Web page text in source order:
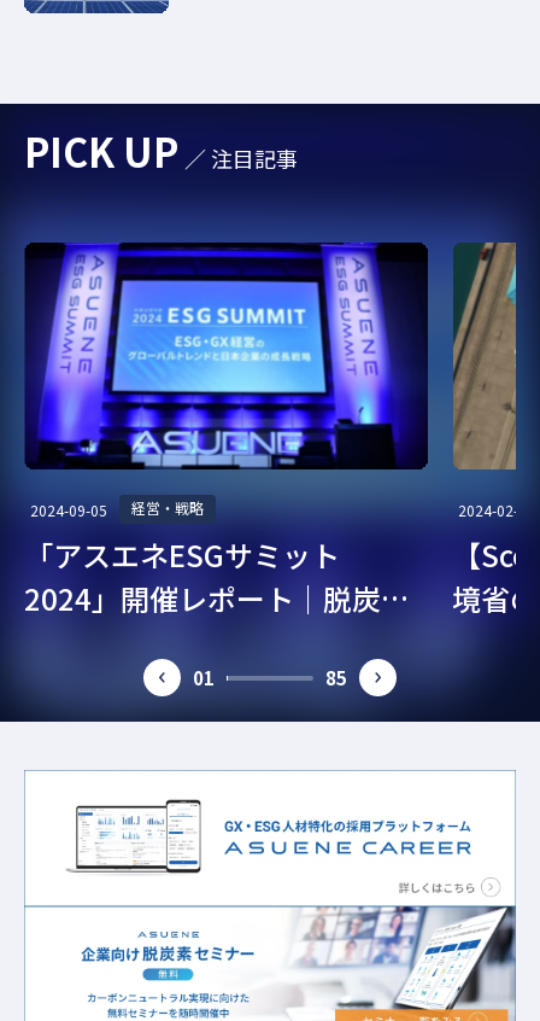
PICK UP ／ 注目記事
2024-09-05 経営・戦略
「アスエネESGサミット
2024」開催レポート｜脱炭
2024-02-07
【
境省
prev 01 85 next